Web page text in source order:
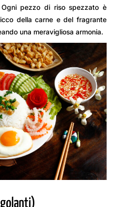
pezzo di riso spezzato è
della carne e del fragrante
una meravigliosa armonia.